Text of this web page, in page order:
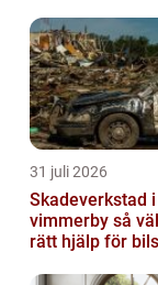
Då spelar
31 juli 2026
Skadeverkstad i
vimmerby så väljer du
rätt hjälp för